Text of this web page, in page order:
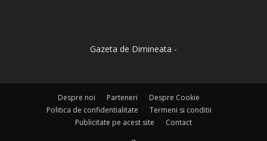
Gazeta de Dimineata -
Despre noi Parteneri
Despre Cookie
Politica de confidentialitate
Termeni si conditii
Publicitate pe acest site
Contact